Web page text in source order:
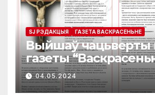
SJ РЭДАКЦЫЯ ГАЗЕТА ВАСКРАСЕНЬНЕ
Выйшаў чацьверты
газеты
04.05.2024